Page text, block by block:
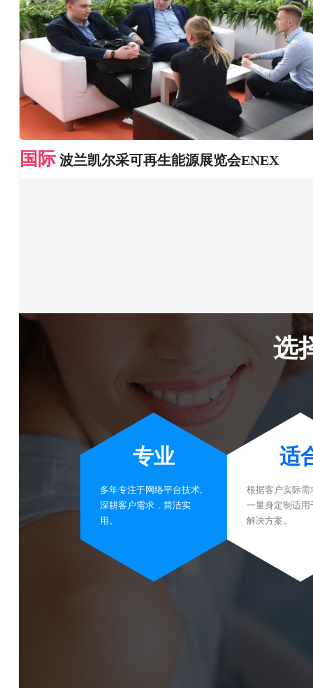
国际 波兰凯尔采可再生能源展览会ENEX
选
专业
多年专注于网络平台技术,
深耕客户需求，简洁实
用。
适
根据客户实际
一量身定制适
解决方案。